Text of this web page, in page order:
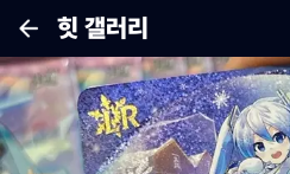
힛 갤러리